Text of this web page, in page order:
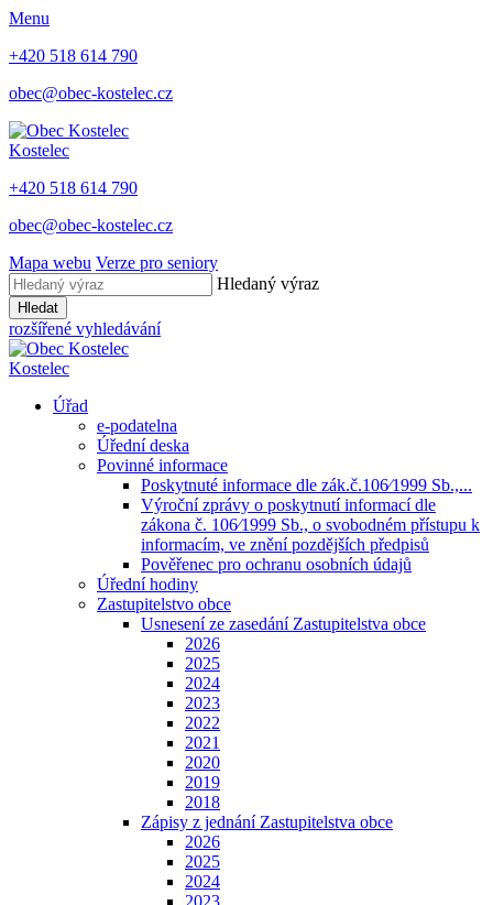
Menu
+420 518 614 790
obec@obec-kostelec.cz
Kostelec
+420 518 614 790
obec@obec-kostelec.cz
Mapa webu Verze pro seniory
Hledaný výraz
Hledat
rozšířené vyhledávání
Kostelec
Úřad
e-podatelna
Úřední deska
Povinné informace
Poskytnuté informace dle zák.č.106⁄1999 Sb.,...
Výroční zprávy o poskytnutí informací dle
zákona č. 106⁄1999 Sb., o svobodném přístupu k
informacím, ve znění pozdějších předpisů
Pověřenec pro ochranu osobních údajů
Úřední hodiny
Zastupitelstvo obce
Usnesení ze zasedání Zastupitelstva obce
2026
2025
2024
2023
2022
2021
2020
2019
2018
Zápisy z jednání Zastupitelstva obce
2026
2025
2024
2023